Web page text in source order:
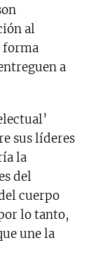
al
forma
a
sus líderes
la
del
cuerpo
lo tanto,
une la